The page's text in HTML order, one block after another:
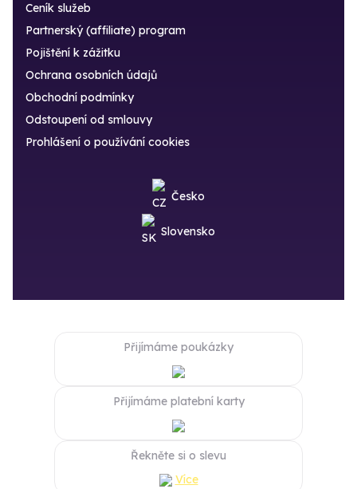
Ceník služeb
Partnerský (affiliate) program
Pojištění k zážitku
Ochrana osobních údajů
Obchodní podmínky
Odstoupení od smlouvy
Prohlášení o používání cookies
Česko
Slovensko
Přijímáme poukázky
Přijímáme platební karty
Řekněte si o slevu
Více